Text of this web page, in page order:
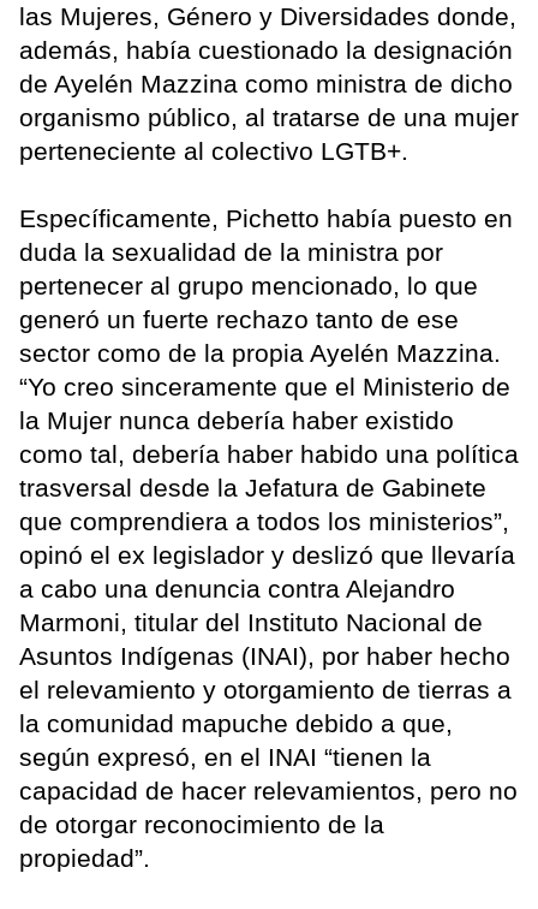
las Mujeres, Género y Diversidades donde,
además, había cuestionado la designación
de Ayelén Mazzina como ministra de dicho
organismo público, al tratarse de una mujer
perteneciente al colectivo LGTB+.
Específicamente, Pichetto había puesto en
duda la sexualidad de la ministra por
pertenecer al grupo mencionado, lo que
generó un fuerte rechazo tanto de ese
sector como de la propia Ayelén Mazzina.
“Yo creo sinceramente que el Ministerio de
la Mujer nunca debería haber existido
como tal, debería haber habido una política
trasversal desde la Jefatura de Gabinete
que comprendiera a todos los ministerios”,
opinó el ex legislador y deslizó que llevaría
a cabo una denuncia contra Alejandro
Marmoni, titular del Instituto Nacional de
Asuntos Indígenas (INAI), por haber hecho
el relevamiento y otorgamiento de tierras a
la comunidad mapuche debido a que,
según expresó, en el INAI “tienen la
capacidad de hacer relevamientos, pero no
de otorgar reconocimiento de la
propiedad”.